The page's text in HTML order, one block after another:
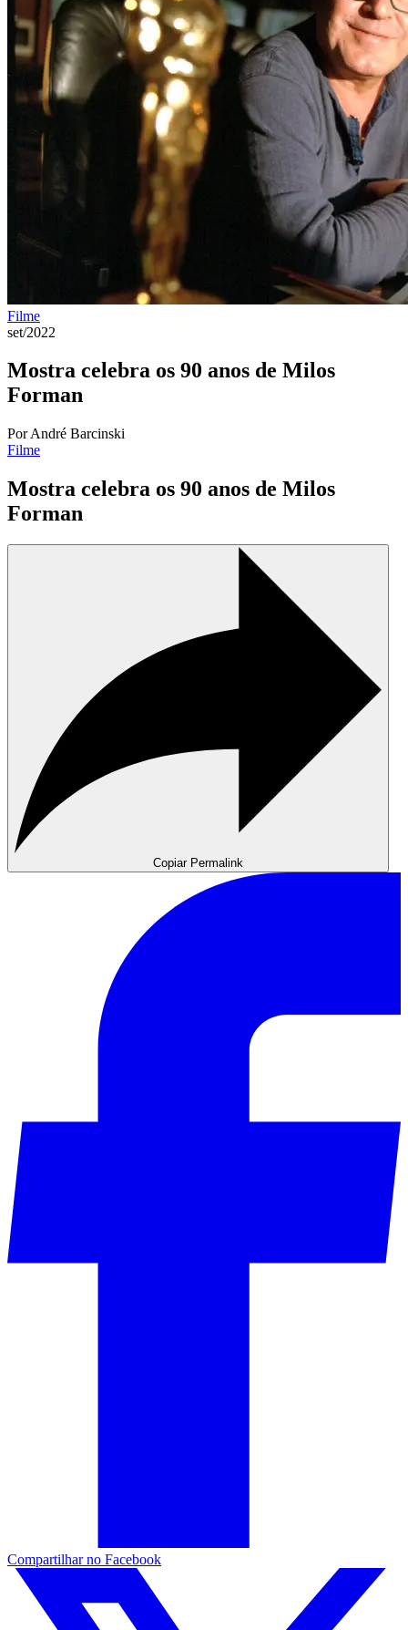
Filme
set/2022
Mostra celebra os 90 anos de Milos
Forman
Por André Barcinski
Filme
Mostra celebra os 90 anos de Milos
Forman
Copiar Permalink
Compartilhar no Facebook